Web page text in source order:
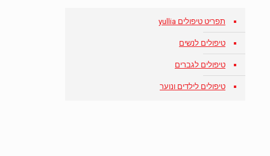
תפריט טיפולים yullia
טיפולים לנשים
טיפולים לגברים
טיפולים לילדים ונוער